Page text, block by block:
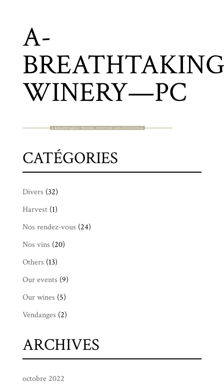
A-
WINERY—PC
CATÉGORIES
Divers (32)
Harvest(1)
Nos rendez-vous (24)
Nos vins (20)
Others (13)
Our events (9)
Our wines (5)
Vendanges (2)
ARCHIVES
octobre 2022